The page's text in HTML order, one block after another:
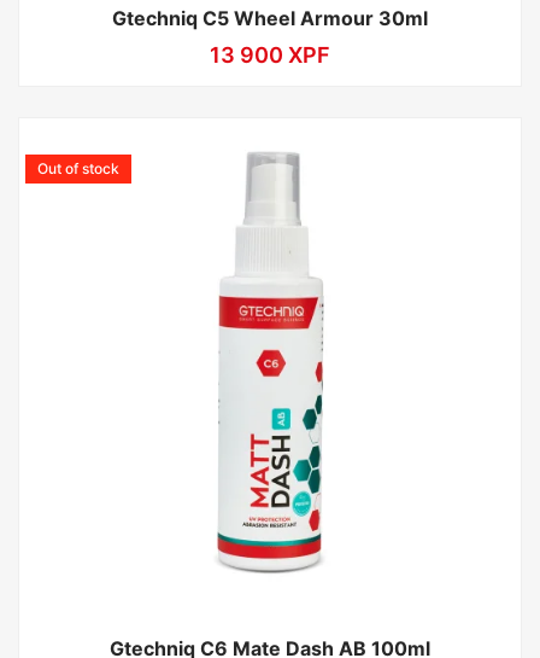
Gtechniq C5 Wheel Armour 30ml
13 900 XPF
Gtechniq C6 Mate Dash AB 100ml
Out of stock